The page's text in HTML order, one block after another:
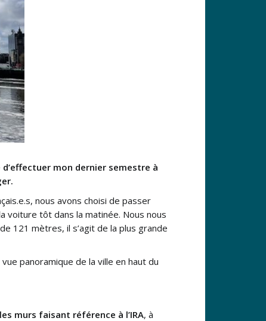
d’effectuer mon dernier semestre à
nous avons choisi de passer
voiture tôt dans la matinée. Nous nous
121 mètres, il s’agit de la plus grande
panoramique de la ville en haut du
murs faisant référence à l’IRA, à